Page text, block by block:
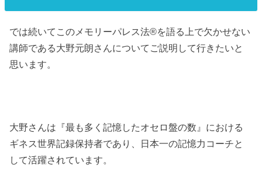
では続いてこのメモリーパレス法®︎を語る上で欠かせない
講師である大野元朗さんについてご説明して行きたいと
思います。
大野さんは『最も多く記憶したオセロ盤の数』における
ギネス世界記録保持者であり、日本一の記憶力コーチと
して活躍されています。